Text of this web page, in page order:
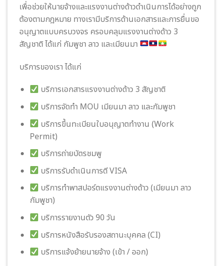
เพื่อช่วยให้นายจ้างและแรงงานต่างด้าวดำเนินการได้อย่างถูก
ต้องตามกฎหมาย ทางเรามีบริการด้านเอกสารและการยื่นขอ
อนุญาตแบบครบวงจร ครอบคลุมแรงงานต่างด้าว 3
สัญชาติ ได้แก่ กัมพูชา ลาว และเมียนมา
บริการของเรา ได้แก่
บริการเอกสารแรงงานต่างด้าว 3 สัญชาติ
บริการจัดทำ MOU เมียนมา ลาว และกัมพูชา
บริการขึ้นทะเบียนใบอนุญาตทำงาน (Work
Permit)
บริการถ่ายบัตรชมพู
บริการรับดำเนินการตี VISA
บริการทำพาสปอร์ตแรงงานต่างด้าว (เมียนมา ลาว
กัมพูชา)
บริการรายงานตัว 90 วัน
บริการหนังสือรับรองสถานะบุคคล (CI)
บริการแจ้งย้ายนายจ้าง (เข้า / ออก)